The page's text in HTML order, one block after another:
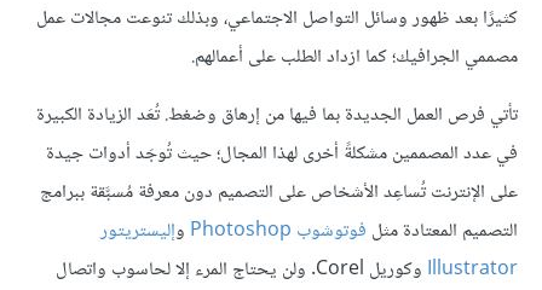
كثيرًا بعد ظهور وسائل التواصل الاجتماعي، وبذلك تنوعت مجالات عمل
مصممي الجرافيك؛ كما ازداد الطلب على أعمالهم.
تأتي فرص العمل الجديدة بما فيها من إرهاق وضغط. تُعَد الزيادة الكبيرة
في عدد المصممين مشكلةً أخرى لهذا المجال؛ حيث تُوجَد أدوات جيدة
على الإنترنت تُساعِد الأشخاص على التصميم دون معرفة مُسبَّقة ببرامج
التصميم المعتادة مثل فوتوشوب Photoshop وإليستريتور
Illustrator
وكوريل Corel. ولن يحتاج المرء إلا لحاسوب واتصال